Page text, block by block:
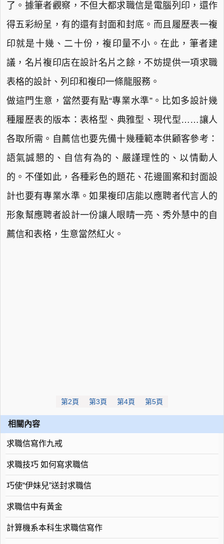
了。據筆者觀察，不但大都求職信是電腦列印，還作
得五彩紛呈，有的還有封面和封底。而且履歷表一複
印就是十幾、二十份，複印量不小。在此，筆者建
議，名片複印店在設計名片之餘，不妨提供一項求職
表格的設計、列印和複印一條龍服務。
做這門生意，當然要有點“專業水準”。比如多設計幾
種履歷表的版本：表格型、典雅型、現代型……讓人
各取所需。自薦信也要先備十幾種範本供顧客參考：
語氣誠懇的、自信有為的、嚴謹理性的、以情動人
的。不僅如此，各種彩色的題花、花邊圖案和封面設
計也要有專業水準。如果複印店能以應聘者代言人的
形象幫應聘者設計一份讓人眼睛一亮、秀外慧中的自
薦信和表格，生意當然紅火。
第2頁 第3頁 第4頁 第5頁
相關內容
求職信寫作九戒
求職技巧 如何寫求職信
巧使“伊妹兒”送封求職信
求職信中有黃金
計算機系本科生求職信寫作